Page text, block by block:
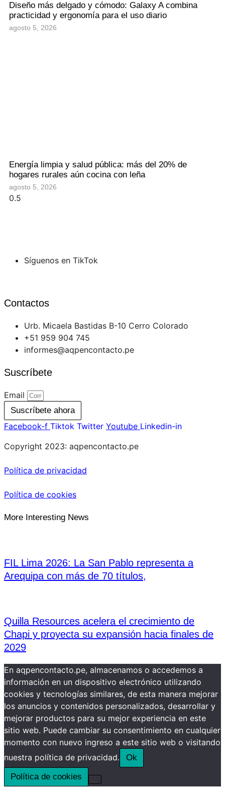
Diseño más delgado y cómodo: Galaxy A combina
practicidad y ergonomía para el uso diario
agosto 5, 2026
Energía limpia y salud pública: más del 20% de
hogares rurales aún cocina con leña
agosto 5, 2026
Síguenos en TikTok
Contactos
Urb. Micaela Bastidas B-10 Cerro Colorado
+51 959 904 745
informes@aqpencontacto.pe
Suscríbete
Email
Suscríbete ahora
Facebook-f Tiktok Twitter Youtube Linkedin-in
Copyright 2023: aqpencontacto.pe
Política de privacidad
Política de cookies
More Interesting News
FIL Lima 2026: La San Pablo representa a
Arequipa con más de 70 títulos,
Quilla Resources acelera el crecimiento de
Chapi y proyecta su expansión hacia finales de
2029
En aqpencontacto.pe, almacenamos o accedemos a
información en un dispositivo electrónico utilizando
cookies y tecnologías similares, de esta manera mejorar
los anuncios y contenidos personalizados, desarrollar y
mejorar productos para su mejor experiencia en este
sitio web. Puede cambiar su consentimiento en cualquier
momento con nuevo ingreso a este sitio web o visitando
nuestra política de privacidad.
Ok
Política de cookies